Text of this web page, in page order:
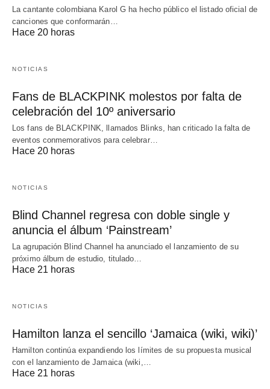
La cantante colombiana Karol G ha hecho público el listado oficial de
canciones que conformarán…
Hace 20 horas
NOTICIAS
Fans de BLACKPINK molestos por falta de
celebración del 10º aniversario
Los fans de BLACKPINK, llamados Blinks, han criticado la falta de
eventos conmemorativos para celebrar…
Hace 20 horas
NOTICIAS
Blind Channel regresa con doble single y
anuncia el álbum ‘Painstream’
La agrupación Blind Channel ha anunciado el lanzamiento de su
próximo álbum de estudio, titulado…
Hace 21 horas
NOTICIAS
Hamilton lanza el sencillo ‘Jamaica (wiki, wiki)’
Hamilton continúa expandiendo los límites de su propuesta musical
con el lanzamiento de Jamaica (wiki,…
Hace 21 horas